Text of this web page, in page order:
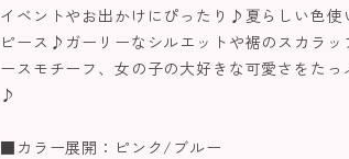
イベントやお出かけにぴったり♪夏らしい色使
ピース♪ガーリーなシルエットや裾のスカラッ
ースモチーフ、女の子の大好きな可愛さをたっ
♪
■カラー展開：ピンク/ブルー